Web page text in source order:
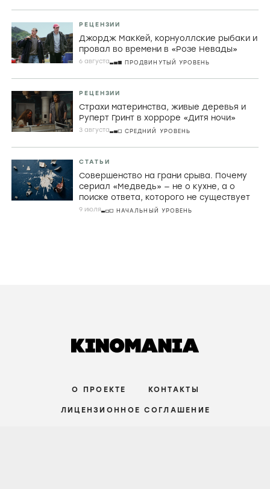
СТАТЬИ
Порнографический лимон,
математическая заумь и убой скота в
фильмах Холлиса Фрэмптона
29 ИЮЛЯ ПРОДВИНУТЫЙ УРОВЕНЬ
РЕЦЕНЗИИ
Джордж МакКей, корнуоллские рыбаки и
провал во времени в «Розе Невады»
6 августа ПРОДВИНУТЫЙ УРОВЕНЬ
сериал «Медведь» — не о кухне, а о
поиске ответа, которого не существует